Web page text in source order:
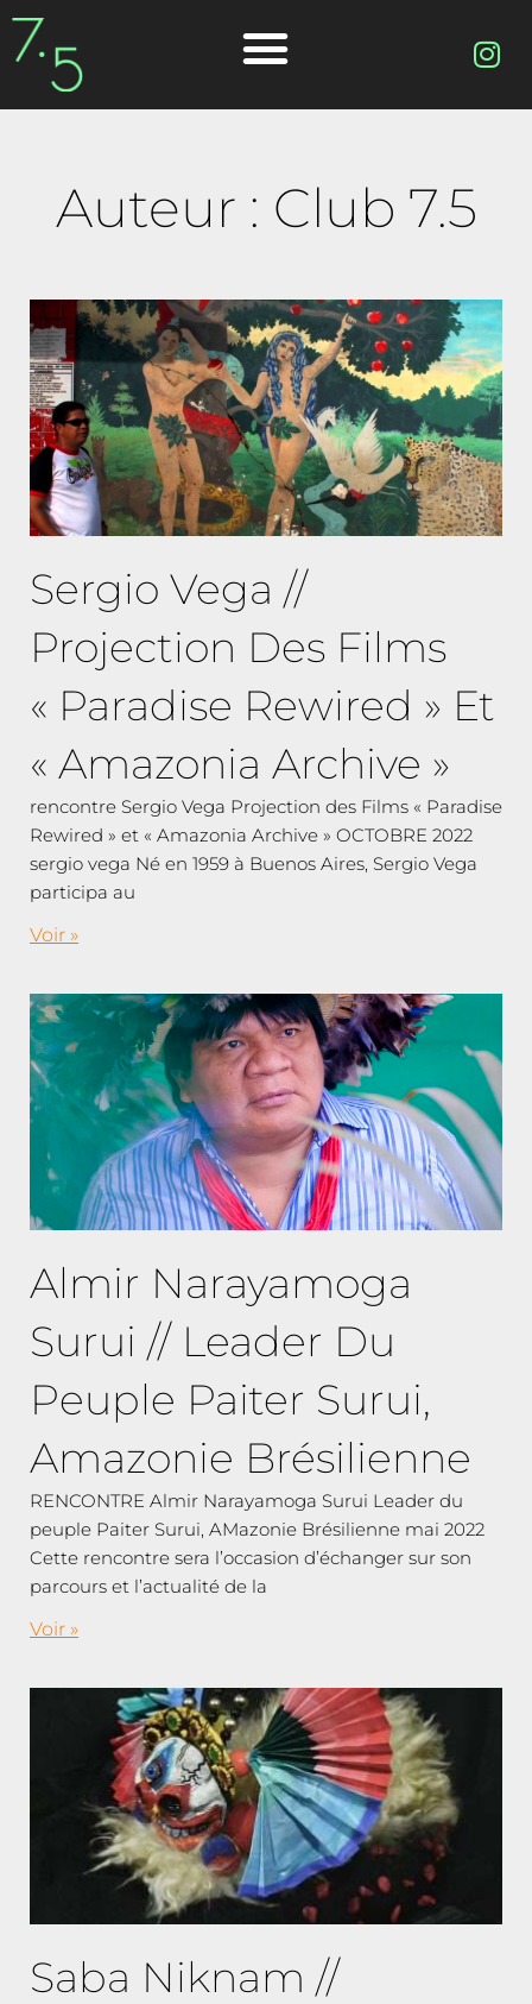
Auteur : Club 7.5
Sergio Vega //
Projection Des Films
« Paradise Rewired » Et
« Amazonia Archive »
rencontre Sergio Vega Projection des Films « Paradise
Rewired » et « Amazonia Archive » OCTOBRE 2022
sergio vega Né en 1959 à Buenos Aires, Sergio Vega
participa au
Voir »
Almir Narayamoga
Surui // Leader Du
Peuple Paiter Surui,
Amazonie Brésilienne
RENCONTRE Almir Narayamoga Surui Leader du
peuple Paiter Surui, AMazonie Brésilienne mai 2022
Cette rencontre sera l’occasion d’échanger sur son
parcours et l’actualité de la
Voir »
Saba Niknam //